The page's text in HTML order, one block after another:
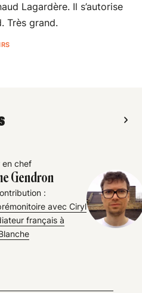
Lagardère. Il s’autorise
Très grand.
en chef
Gendron
:
avec Ciryl
français à